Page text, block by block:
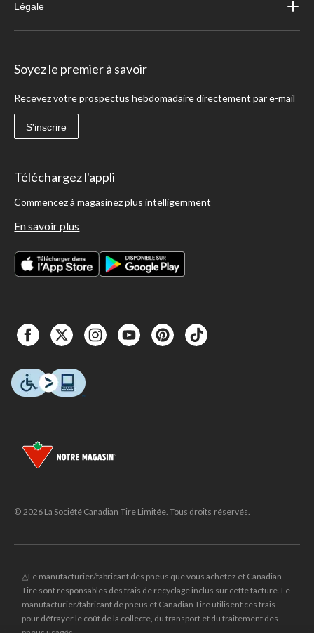
Légale
Soyez le premier à savoir
Recevez votre prospectus hebdomadaire directement par e-mail
S'inscrire
Téléchargez l'appli
Commencez à magasinez plus intelligemment
En savoir plus
© 2026 La Société Canadian Tire Limitée. Tous droits réservés.
△Le manufacturier/fabricant des pneus que vous achetez et Canadian
Tire sont responsables des frais de recyclage inclus sur cette facture. Le
manufacturier/fabricant de pneus et Canadian Tire utilisent ces frais
pour défrayer le coût de la collecte, du transport et du traitement des
pneus usagés.